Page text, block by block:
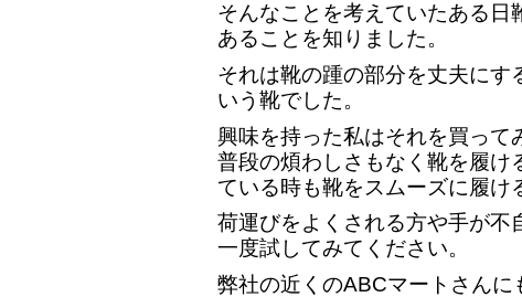
そんなことを考えていたある
あることを知りました。
それは靴の踵の部分を丈夫にす
いう靴でした。
興味を持った私はそれを買って
普段の煩わしさもなく靴を履け
ている時も靴をスムーズに履け
荷運びをよくされる方や手が不
一度試してみてください。
弊社の近くのABCマートさんに